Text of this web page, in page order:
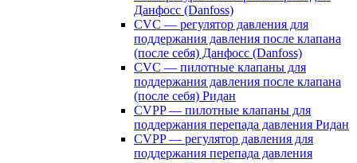
Данфосс (Danfoss)
CVС — регулятор давления для
поддержания давления после клапана
(после себя) Данфосс (Danfoss)
CVС — пилотные клапаны для
поддержания давления после клапана
(после себя) Ридан
CVPP — пилотные клапаны для
поддержания перепада давления Ридан
CVPP — регулятор давления для
поддержания перепада давления